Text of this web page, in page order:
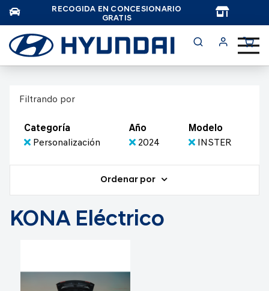
RECOGIDA EN CONCESIONARIO
GRATIS
Filtrando por
Categoría
Personalización
Año
2024
Modelo
INSTER
Ordenar por
KONA Eléctrico